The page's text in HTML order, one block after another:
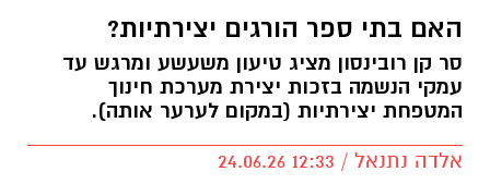
האם בתי ספר הורגים יצירתיות?
סר קן רובינסון מציג טיעון משעשע ומרגש עד
עמקי הנשמה בזכות יצירת מערכת חינוך
המטפחת יצירתיות (במקום לערער אותה).
אלדה נתנאל / 12:33 24.06.26